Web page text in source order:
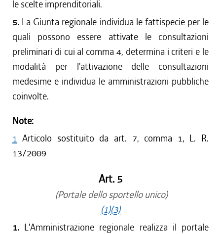
le scelte imprenditoriali.
5. La Giunta regionale individua le fattispecie per le
quali possono essere attivate le consultazioni
preliminari di cui al comma 4, determina i criteri e le
modalità per l'attivazione delle consultazioni
medesime e individua le amministrazioni pubbliche
coinvolte.
Note:
1 Articolo sostituito da art. 7, comma 1, L. R.
13/2009
Art. 5
(Portale dello sportello unico)
(1)(3)
1. L'Amministrazione regionale realizza il portale